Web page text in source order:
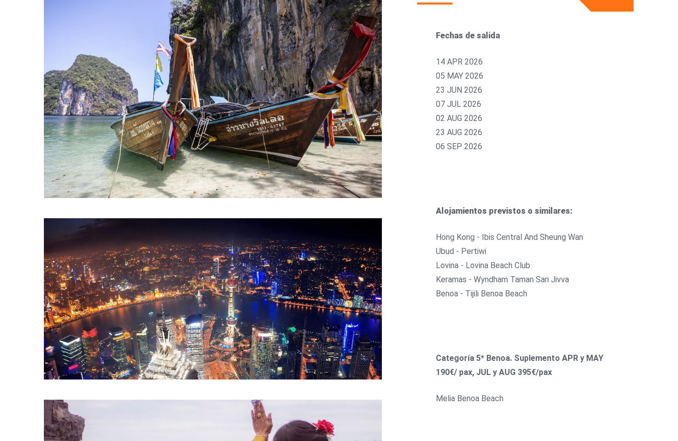
Fechas de salida
14 APR 2026
05 MAY 2026
23 JUN 2026
07 JUL 2026
02 AUG 2026
23 AUG 2026
06 SEP 2026
Alojamientos previstos o similares:
Hong Kong - Ibis Central And Sheung Wan
Ubud - Pertiwi
Lovina - Lovina Beach Club
Keramas - Wyndham Taman Sari Jivva
Benoa - Tijili Benoa Beach
Categoría 5* Benoa. Suplemento APR y MAY
190€/ pax, JUL y AUG 395€/pax
Melia Benoa Beach